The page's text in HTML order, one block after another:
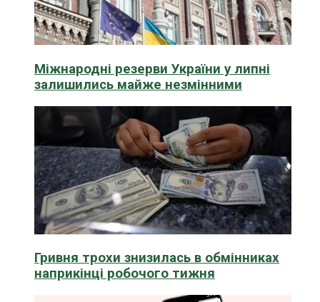
Міжнародні резерви України у липні
залишились майже незмінними
Гривня трохи знизилась в обмінниках
наприкінці робочого тижня